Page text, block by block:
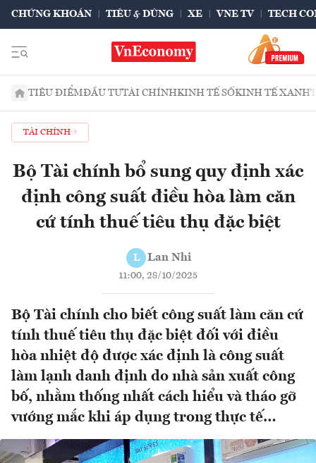
CHỨNG KHOÁN TIÊU & DÙNG XE VNE TV TECH
TIÊU ĐIỂMĐẦU TƯTÀI CHÍNHKINH TẾ SỐKINH TẾ XANH
TÀI CHÍNH
Bộ Tài chính bổ sung quy định xác
định công suất điều hòa làm căn
cứ tính thuế tiêu thụ đặc biệt
L Lan Nhi
11:00, 28/10/2025
Bộ Tài chính cho biết công suất làm căn cứ
tính thuế tiêu thụ đặc biệt đối với điều
hòa nhiệt độ được xác định là công suất
làm lạnh danh định do nhà sản xuất công
bố, nhằm thống nhất cách hiểu và tháo gỡ
vướng mắc khi áp dụng trong thực tế…